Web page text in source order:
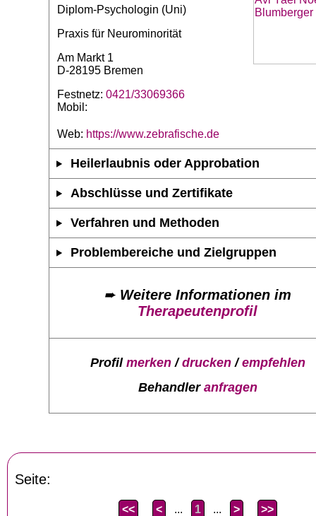
Diplom-Psychologin (Uni)
Praxis für Neurominorität
Am Markt 1
D-28195 Bremen
Festnetz: 0421/33069366
Mobil:
Web: https://www.zebrafische.de
Heilerlaubnis oder Approbation
Abschlüsse und Zertifikate
Verfahren und Methoden
Problembereiche und Zielgruppen
➨ Weitere Informationen im
Therapeutenprofil
Profil merken/drucken/empfehlen
Behandler anfragen
Seite:
<< < ... 1 ... > >>